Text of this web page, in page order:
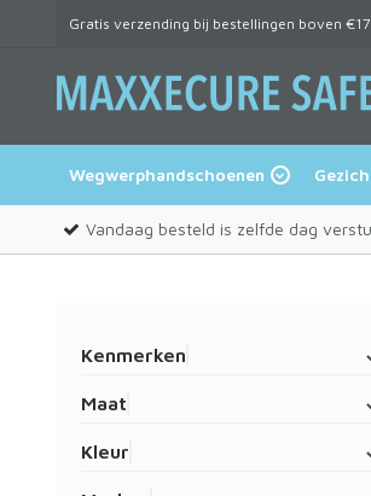
Gratis verzending bij bestellingen boven
Wegwerphandschoenen
Vandaag besteld is zelfde dag
Kenmerken
Maat
Kleur